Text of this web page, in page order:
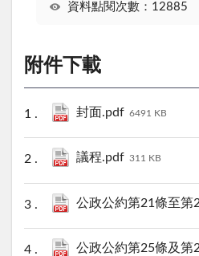
資料點閱次數：12885
附件下載
封面.pdf 6491 KB
議程.pdf 311 KB
公政公約第21條至第
公政公約第25條及第